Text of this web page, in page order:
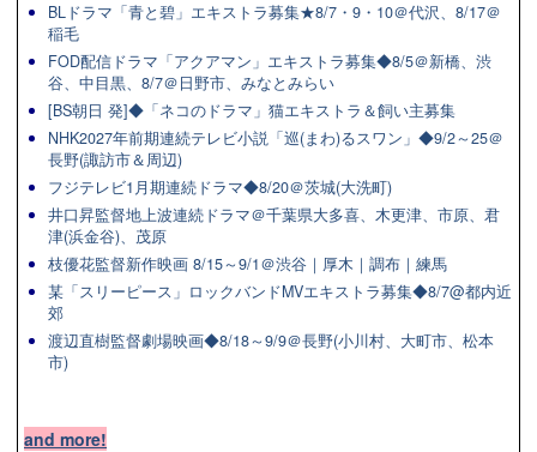
BLドラマ「青と碧」エキストラ募集★8/7・9・10＠代沢、8/17＠
稲毛
FOD配信ドラマ「アクアマン」エキストラ募集◆8/5＠新橋、渋
谷、中目黒、8/7＠日野市、みなとみらい
[BS朝日 発]◆「ネコのドラマ」猫エキストラ＆飼い主募集
NHK2027年前期連続テレビ小説「巡(まわ)るスワン」◆9/2～25＠
長野(諏訪市＆周辺)
フジテレビ1月期連続ドラマ◆8/20＠茨城(大洗町)
井口昇監督地上波連続ドラマ＠千葉県大多喜、木更津、市原、君
津(浜金谷)、茂原
枝優花監督新作映画 8/15～9/1＠渋谷｜厚木｜調布｜練馬
某「スリーピース」ロックバンドMVエキストラ募集◆8/7@都内近
郊
渡辺直樹監督劇場映画◆8/18～9/9＠長野(小川村、大町市、松本
市)
and more!